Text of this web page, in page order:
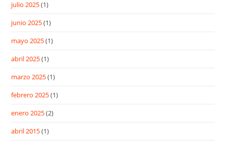
julio 2025(1)
junio 2025(1)
mayo 2025(1)
abril 2025(1)
marzo 2025(1)
febrero 2025(1)
enero 2025(2)
abril 2015(1)